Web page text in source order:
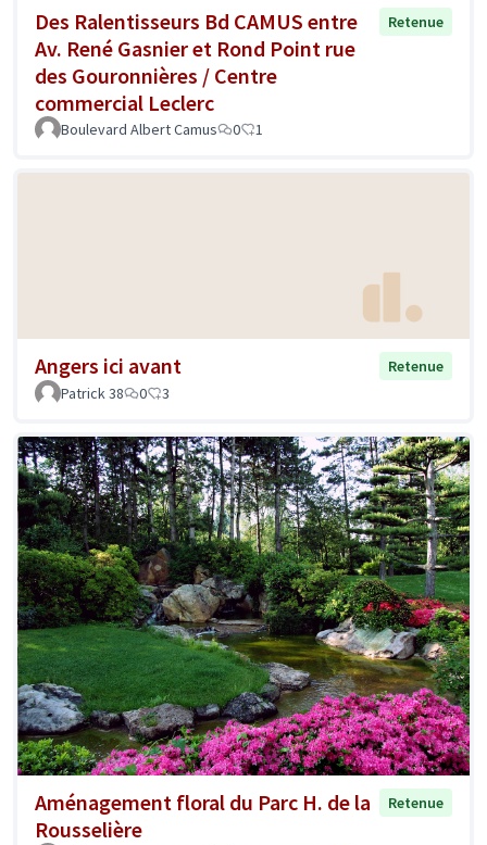
Des Ralentisseurs Bd CAMUS entre
Av. René Gasnier et Rond Point rue
des Gouronnières / Centre
commercial Leclerc
Retenue
Boulevard Albert Camus 0 1
Angers ici avant
Retenue
Patrick 38
0 3
Aménagement floral du Parc H. de la
Rousselière
Retenue